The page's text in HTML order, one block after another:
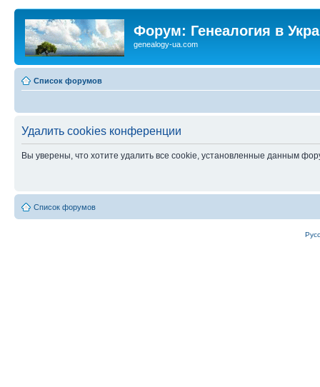
Форум: Генеалогия в
genealogy-ua.com
Список форумов
Удалить cookies конференции
Вы уверены, что хотите удалить все cookie, установленные данным
Список форумов